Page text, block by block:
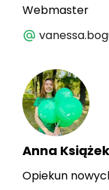
Webmaster
Anna Książek
Opiekun